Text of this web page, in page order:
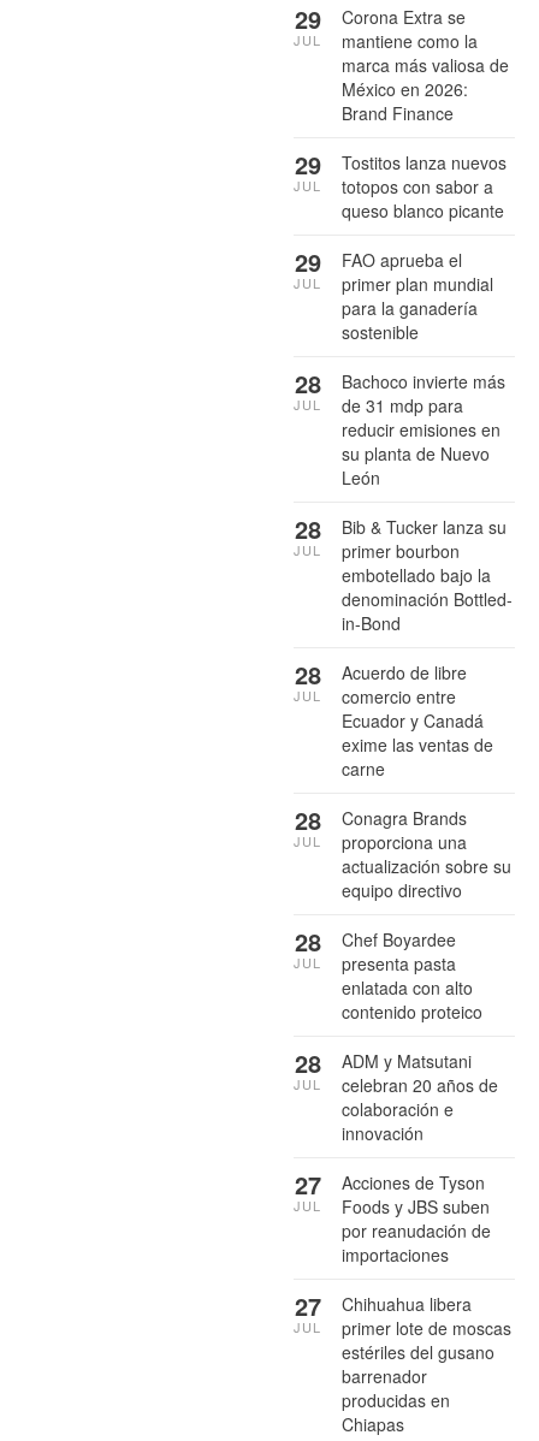
Corona Extra se
mantiene como la
marca más valiosa de
México en 2026:
Brand Finance
29
JUL
Tostitos lanza nuevos
totopos con sabor a
queso blanco picante
29
JUL
FAO aprueba el
primer plan mundial
para la ganadería
sostenible
29
JUL
Bachoco invierte más
de 31 mdp para
reducir emisiones en
su planta de Nuevo
León
28
JUL
Bib & Tucker lanza su
primer bourbon
embotellado bajo la
denominación Bottled-
in-Bond
28
JUL
Acuerdo de libre
comercio entre
Ecuador y Canadá
exime las ventas de
carne
28
JUL
Conagra Brands
proporciona una
actualización sobre su
equipo directivo
28
JUL
Chef Boyardee
presenta pasta
enlatada con alto
contenido proteico
28
JUL
ADM y Matsutani
celebran 20 años de
colaboración e
innovación
28
JUL
Acciones de Tyson
Foods y JBS suben
por reanudación de
importaciones
27
JUL
Chihuahua libera
primer lote de moscas
estériles del gusano
barrenador
producidas en
Chiapas
27
JUL